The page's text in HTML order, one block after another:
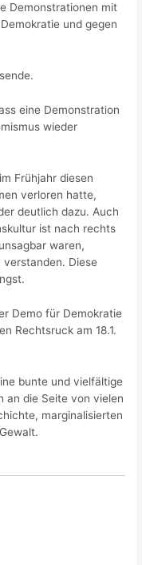
Demonstrationen mit
und gegen
eine Demonstration
wieder
Frühjahr diesen
verloren hatte,
deutlich dazu. Auch
ist nach rechts
waren,
Diese
Demo für Demokratie
Rechtsruck am 18.1.
bunte und vielfältige
an die Seite von vielen
marginalisierten